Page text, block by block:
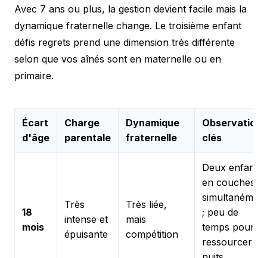
Avec 7 ans ou plus, la gestion devient facile mais la
dynamique fraternelle change. Le troisième enfant
défis regrets prend une dimension très différente
selon que vos aînés sont en maternelle ou en
primaire.
Écart
d'âge
Charge
parentale
Dynamique
fraternelle
Observations
clés
18
mois
Très
intense et
épuisante
Très liée,
mais
compétition
Deux enfants
en couches
simultanément
; peu de
temps pour se
ressourcer ;